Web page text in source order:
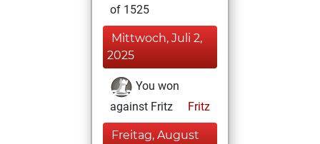
of 1525
Mittwoch, Juli 2,
2025
You won
against Fritz
Fritz
Freitag, August